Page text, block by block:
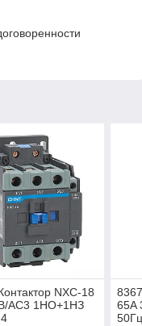
NXC-18
АС3 1НО+1НЗ
65A